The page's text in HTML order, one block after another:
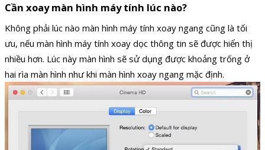
Cần xoay màn hình máy tính lúc nào?
Không phải lúc nào màn hình máy tính xoay ngang cũng là tối
ưu, nếu màn hình máy tính xoay dọc thông tin sẽ được hiển thị
nhiều hơn. Lúc này màn hình sẽ sử dụng được khoảng trống ở
hai rìa màn hình như khi màn hình xoay ngang mặc định.